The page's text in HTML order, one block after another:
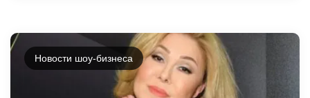
Новости шоу-бизнеса